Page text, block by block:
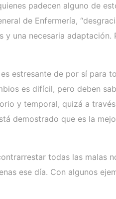
padecen alguno de
de Enfermería,
una necesaria adaptación.
estresante de por sí para
es difícil, pero deben
y temporal, quizá a
demostrado que es la
todas las malas
ese día. Con algunos